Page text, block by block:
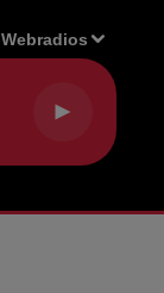
Webradios